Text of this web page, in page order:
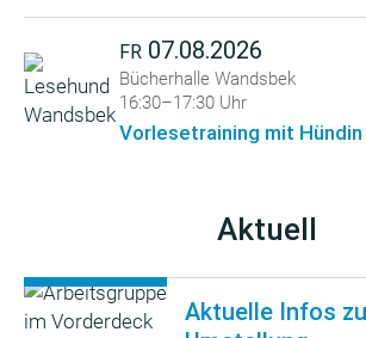
FR 07.08.2026
Bücherhalle Wandsbek
16:30–17:30 Uhr
Vorlesetraining mit Hündin
Aktuell
Aktuelle Infos